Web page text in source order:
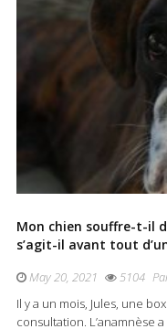
Mon chien souffre-t-il
s’agit-il avant tout
May 20, 2021 5104
Il y a un mois, Jules, une
consultation. L’anamnèse